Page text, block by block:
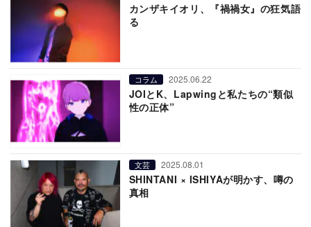
カンザキイオリ、『禍禍女』の狂気語
る
コラム 2025.06.22
JOIとK、Lapwingと私たちの“類似
性の正体”
文芸 2025.08.01
SHINTANI × ISHIYAが明かす、噂の
真相